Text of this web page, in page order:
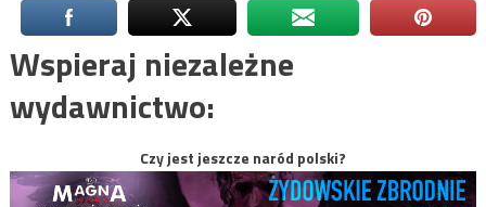
Wspieraj niezależne
wydawnictwo:
Czy jest jeszcze naród polski?